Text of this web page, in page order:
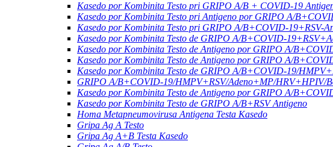
Kasedo por Kombinita Testo pri GRIPO A/B + COVID-19
Kasedo por Kombinita Testo pri Antigeno por GRIPO A/
Kasedo por Kombinita Testo pri GRIPO A/B+COVID-19+RSV-
Kasedo por Kombinita Testo de GRIPO A/B+COVID-
Kasedo por Kombinita Testo de Antigeno por GRIPO A/
Kasedo por Kombinita Testo de Antigeno por GRIPO A/
Kasedo por Kombinita Testo de GRIPO A/B+COVID-19/
GRIPO A/B+COVID-19/HMPV+RSV/Adeno+MP/HRV+HPIV/
Kasedo por Kombinita Testo de Antigeno por GRIPO A/
Kasedo por Kombinita Testo de GRIPO A/B+RSV Antigeno
Homa Metapneumovirusa Antigena Testa Kasedo
Gripa Ag A Testo
Gripa Ag A+B Testa Kasedo